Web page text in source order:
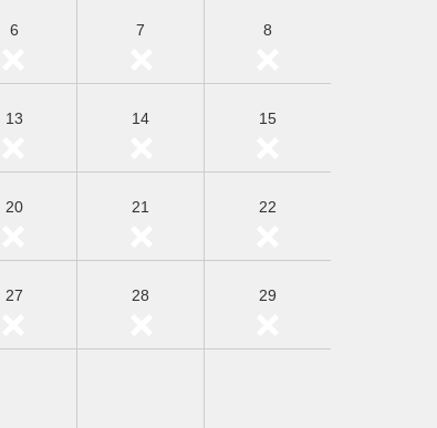
6 7 8
13 14 15
20 21 22
27 28 29